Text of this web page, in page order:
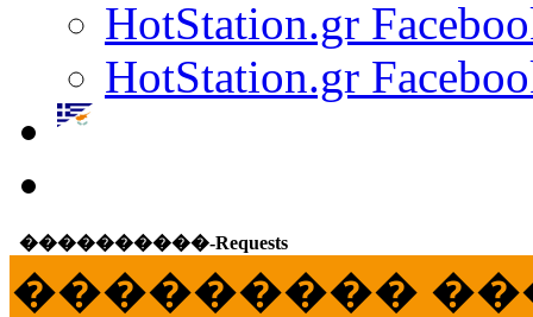
HotStation.gr
HotStation.gr
����������-Requests
���������